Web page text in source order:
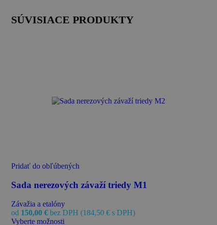
SÚVISIACE PRODUKTY
Pridať do obľúbených
Sada nerezových závaží triedy M1
Závažia a etalóny
od 150,00 € bez DPH (184,50 € s DPH)
Vyberte možnosti